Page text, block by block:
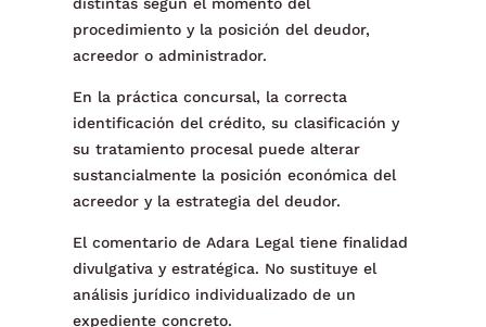
procedimiento y la posición del deudor,
acreedor o administrador.
En la práctica concursal, la correcta
identificación del crédito, su clasificación y
su tratamiento procesal puede alterar
sustancialmente la posición económica del
acreedor y la estrategia del deudor.
El comentario de Adara Legal tiene finalidad
divulgativa y estratégica. No sustituye el
análisis jurídico individualizado de un
expediente concreto.